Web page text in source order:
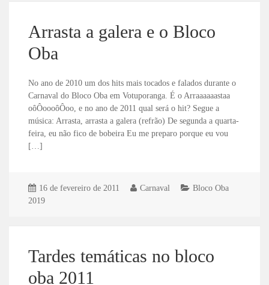
Arrasta a galera e o Bloco
Oba
No ano de 2010 um dos hits mais tocados e falados durante o
Carnaval do Bloco Oba em Votuporanga. É o Arraaaaaastaa
oôÔoooôÔoo, e no ano de 2011 qual será o hit? Segue a
música: Arrasta, arrasta a galera (refrão) De segunda a quarta-
feira, eu não fico de bobeira Eu me preparo porque eu vou
[…]
16 de fevereiro de 2011 Carnaval
Bloco Oba
2019
Tardes temáticas no bloco
oba 2011